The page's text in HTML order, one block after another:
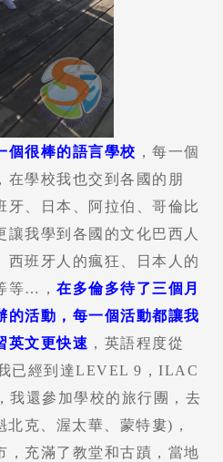
消息
很棒的語言學校 ，每一個
在學校我也交到各國的朋
牙、日本、阿拉伯、哥倫比
我學到各國的文化巴西人
西班牙人的瘋狂、日本人的
等…， 在多倫多待了三個月
的活動，每一個活動都讓我
英文更快速 ，英語程度從
已經到達LEVEL 9，ILAC
我還參加學校的旅行團，去
北克、渥太華、蒙特婁)，
，充滿了教堂和古蹟，當地